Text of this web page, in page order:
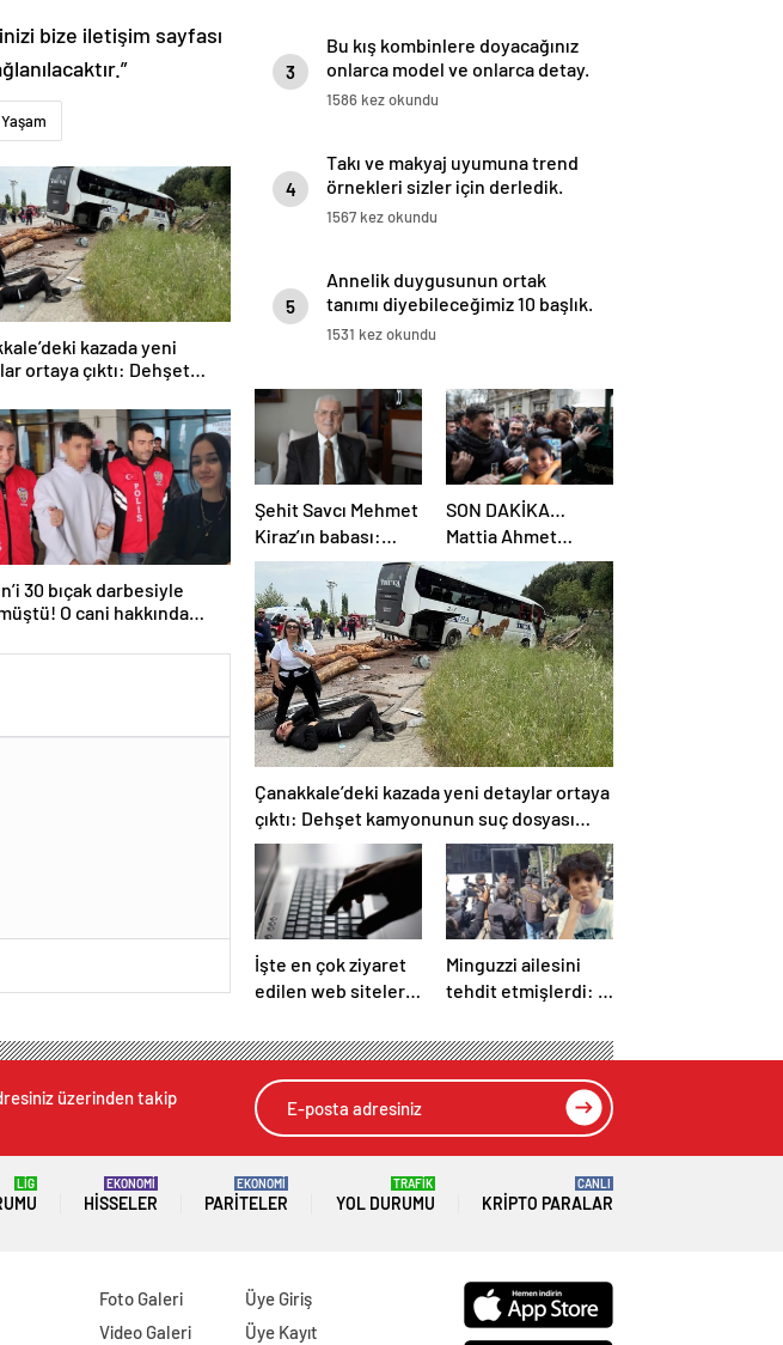
bize iletişim sayfası
Yaşam
kazada yeni
ortaya çıktı: Dehşet
30 bıçak darbesiyle
O cani hakkında
detaylar…
3
Bu kış kombinlere doyacağınız
onlarca model ve onlarca detay.
1586 kez okundu
4
Takı ve makyaj uyumuna trend
örnekleri sizler için derledik.
1567 kez okundu
5
Annelik duygusunun ortak
tanımı diyebileceğimiz 10 başlık.
1531 kez okundu
Şehit Savcı Mehmet
Kiraz’ın babası:
Oğlumuzu
seviyoruz ama
devletimizi
oğlumuzdan da çok
seviyoruz
SON DAKİKA…
Mattia Ahmet
Minguzzi’nin
ailesine tehdit
davasında yeni
gelişme: İşte 5
şüpheli hakkında
istenen ceza!
Çanakkale’deki kazada yeni detaylar ortaya
çıktı: Dehşet kamyonunun suç dosyası
kabarık!
İşte en çok ziyaret
edilen web siteleri!
basamak birden
sırada…
Minguzzi ailesini
tehdit etmişlerdi: 5
hakkında istenen
üzerinden takip
LİG
HISSELER
EKONOMİ
PARITELER
EKONOMİ
YOL DURUMU
TRAFİK
KRIPTO PARALAR
CANLI
Foto Galeri
Video Galeri
Üye Giriş
Üye Kayıt